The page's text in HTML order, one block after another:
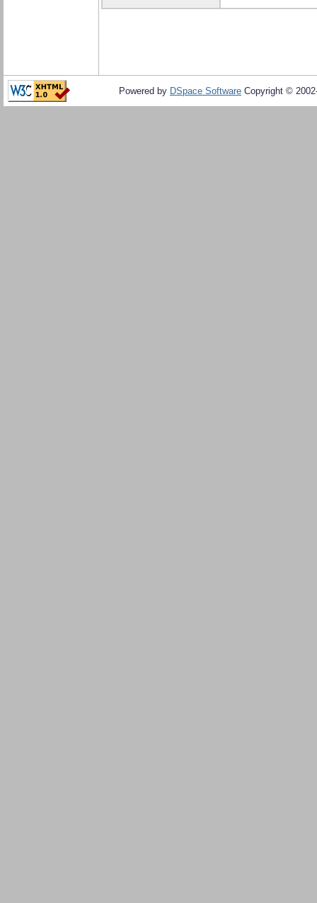
Powered by DSpace Software Copyright ©